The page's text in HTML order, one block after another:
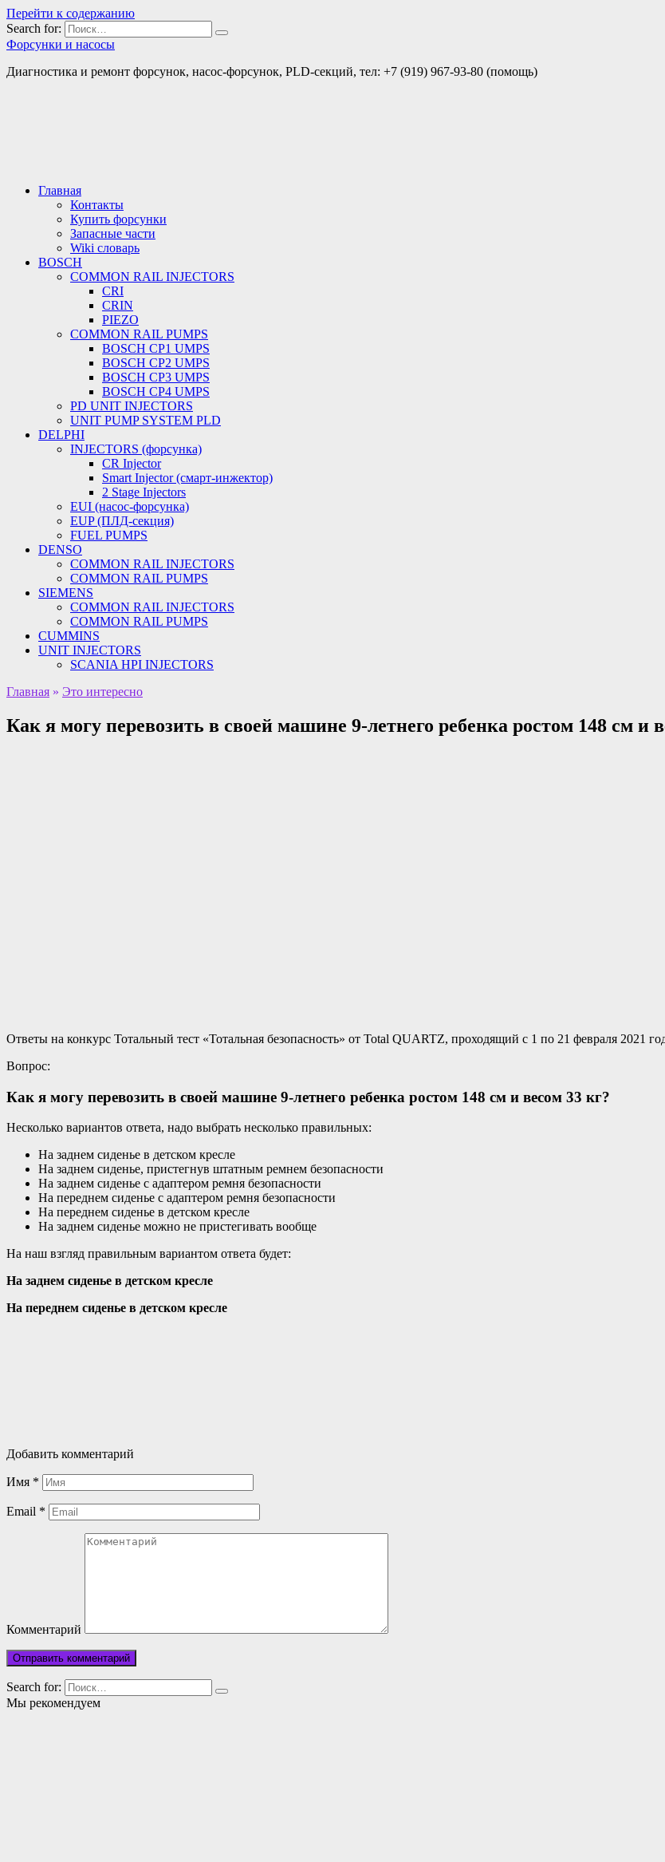
Перейти к содержанию
Search for:
Форсунки и насосы
Диагностика и ремонт форсунок, насос-форсунок, PLD-секций, тел: +7 (919) 967-93-80 (помощь)
Главная
Контакты
Купить форсунки
Запасные части
Wiki словарь
BOSCH
COMMON RAIL INJECTORS
CRI
CRIN
PIEZO
COMMON RAIL PUMPS
BOSCH CP1 UMPS
BOSCH CP2 UMPS
BOSCH CP3 UMPS
BOSCH CP4 UMPS
PD UNIT INJECTORS
UNIT PUMP SYSTEM PLD
DELPHI
INJECTORS (форсунка)
CR Injector
Smart Injector (смарт-инжектор)
2 Stage Injectors
EUI (насос-форсунка)
EUP (ПЛД-секция)
FUEL PUMPS
DENSO
COMMON RAIL INJECTORS
COMMON RAIL PUMPS
SIEMENS
COMMON RAIL INJECTORS
COMMON RAIL PUMPS
CUMMINS
UNIT INJECTORS
SCANIA HPI INJECTORS
Главная » Это интересно
Как я могу перевозить в своей машине 9-летнего ребенка ростом 148 см и
Ответы на конкурс Тотальный тест «Тотальная безопасность» от Total QUARTZ, проходящий с 1 по 21 февраля 2021
Вопрос:
Как я могу перевозить в своей машине 9-летнего ребенка ростом 148 см и весом 33 кг?
Несколько вариантов ответа, надо выбрать несколько правильных:
На заднем сиденье в детском кресле
На заднем сиденье, пристегнув штатным ремнем безопасности
На заднем сиденье с адаптером ремня безопасности
На переднем сиденье с адаптером ремня безопасности
На переднем сиденье в детском кресле
На заднем сиденье можно не пристегивать вообще
На наш взгляд правильным вариантом ответа будет:
На заднем сиденье в детском кресле
На переднем сиденье в детском кресле
Добавить комментарий
Имя *
Email *
Комментарий
Search for:
Мы рекомендуем